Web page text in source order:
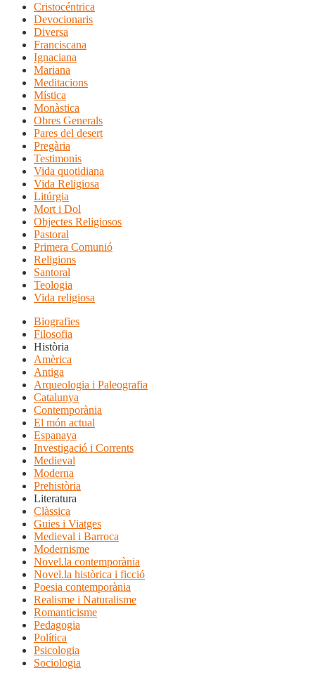
Cristocéntrica
Devocionaris
Diversa
Franciscana
Ignaciana
Mariana
Meditacions
Mística
Monàstica
Obres Generals
Pares del desert
Pregària
Testimonis
Vida quotidiana
Vida Religiosa
Litúrgia
Mort i Dol
Objectes Religiosos
Pastoral
Primera Comunió
Religions
Santoral
Teologia
Vida religiosa
Biografies
Filosofia
Història
Amèrica
Antiga
Arqueologia i Paleografia
Catalunya
Contemporània
El món actual
Espanaya
Investigació i Corrents
Medieval
Moderna
Prehistòria
Literatura
Clàssica
Guies i Viatges
Medieval i Barroca
Modernisme
Novel.la contemporània
Novel.la històrica i ficció
Poesia contemporània
Realisme i Naturalisme
Romanticisme
Pedagogia
Política
Psicologia
Sociologia